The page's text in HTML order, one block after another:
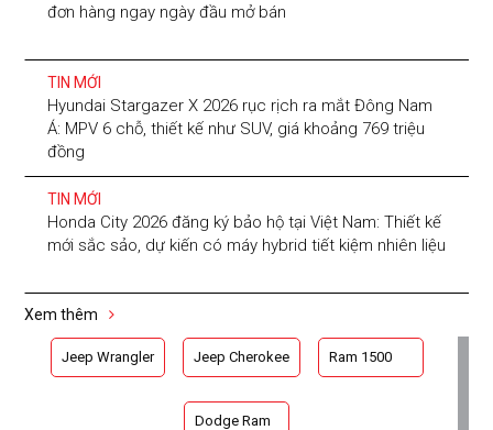
đơn hàng ngay ngày đầu mở bán
TIN MỚI
Hyundai Stargazer X 2026 rục rịch ra mắt Đông Nam
Á: MPV 6 chỗ, thiết kế như SUV, giá khoảng 769 triệu
đồng
TIN MỚI
Honda City 2026 đăng ký bảo hộ tại Việt Nam: Thiết kế
mới sắc sảo, dự kiến có máy hybrid tiết kiệm nhiên liệu
Xem thêm
Jeep Wrangler Jeep Cherokee Ram 1500
Dodge Ram